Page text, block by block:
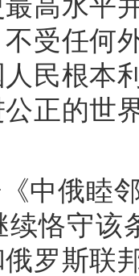
高水平
受任何
民根本
正的世
中俄睦
恪守该
罗斯联